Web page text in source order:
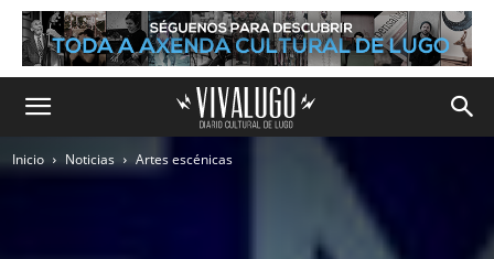
Inicio Noticias Artes escénicas